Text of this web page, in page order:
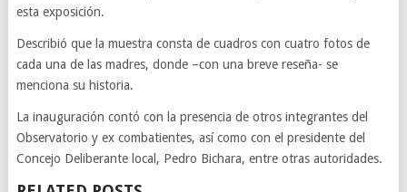
esta exposición.
Describió que la muestra consta de cuadros con cuatro fotos de
cada una de las madres, donde –con una breve reseña- se
menciona su historia.
La inauguración contó con la presencia de otros integrantes del
Observatorio y ex combatientes, así como con el presidente del
Concejo Deliberante local, Pedro Bichara, entre otras autoridades.